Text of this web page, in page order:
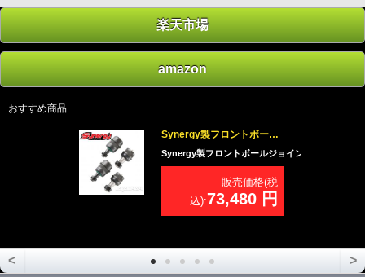
楽天市場
amazon
おすすめ商品
Synergy製フロントボールジョイント コンプリートセットJK用
販売価格(税
込):73,480 円
<
>